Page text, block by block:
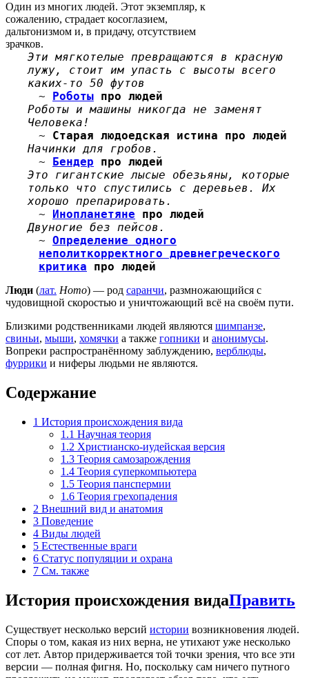
Один из многих людей. Этот экземпляр, к
сожалению, страдает косоглазием,
дальтонизмом и, в придачу, отсутствием
зрачков.
Эти мягкотелые превращаются в красную
лужу, стоит им упасть с высоты всего
каких-то 50 футов
~ Роботы про людей
Роботы и машины никогда не заменят
Человека!
~ Старая людоедская истина про людей
Начинки для гробов.
~ Бендер про людей
Это гигантские лысые обезьяны, которые
только что спустились с деревьев. Их
хорошо препарировать.
~ Инопланетяне про людей
Двуногие без пейсов.
~ Определение одного
неполиткорректного древнегреческого
критика про людей
Люди (лат. Homo) — род саранчи, размножающийся с
чудовищной скоростью и уничтожающий всё на своём пути.
Близкими родственниками людей являются шимпанзе,
свиньи, мыши, хомячки а также гопники и анонимусы.
Вопреки распространённому заблуждению, верблюды,
фуррики и ниферы людьми не являются.
Содержание
1 История происхождения вида
1.1 Научная теория
1.2 Христианско-иудейская версия
1.3 Теория самозарождения
1.4 Теория суперкомпьютера
1.5 Теория панспермии
1.6 Теория грехопадения
2 Внешний вид и анатомия
3 Поведение
4 Виды людей
5 Естественные враги
6 Статус популяции и охрана
7 См. также
История происхождения видаПравить
Существует несколько версий истории возникновения людей.
Споры о том, какая из них верна, не утихают уже несколько
сот лет. Автор придерживается той точки зрения, что все эти
версии — полная фигня. Но, поскольку сам ничего путного